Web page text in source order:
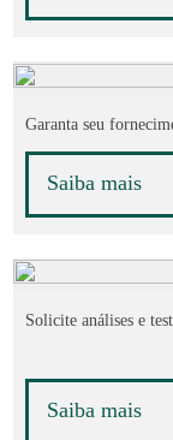
Garanta seu
Saiba mais
Solicite análises e
Saiba mais